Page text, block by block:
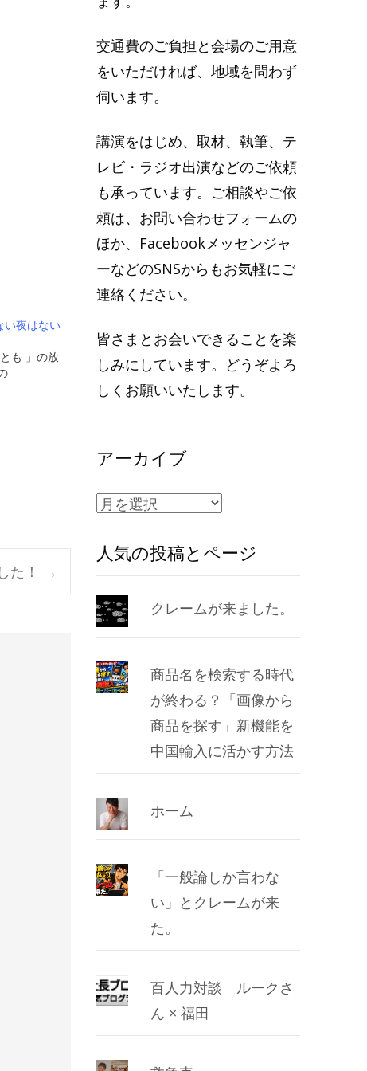
い夜はない
も 」の放
た！ →
交通費のご負担と会場のご用意
をいただければ、地域を問わず
伺います。
講演をはじめ、取材、執筆、テ
レビ・ラジオ出演などのご依頼
も承っています。ご相談やご依
頼は、お問い合わせフォームの
ほか、Facebookメッセンジャ
ーなどのSNSからもお気軽にご
連絡ください。
皆さまとお会いできることを楽
しみにしています。どうぞよろ
しくお願いいたします。
アーカイブ
ア
カ
イ
ブ
人気の投稿とページ
クレームが来ました。
商品名を検索する時代
が終わる？「画像から
商品を探す」新機能を
中国輸入に活かす方法
ホーム
「一般論しか言わな
い」とクレームが来
た。
百人力対談 ルークさ
ん × 福田